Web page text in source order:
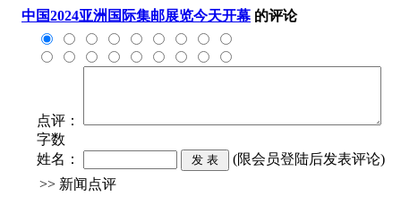
中国2024亚洲国际集邮展览今天开幕 的评论
点评：
字数
姓名：
(限会员登陆后发表评论)
>> 新闻点评